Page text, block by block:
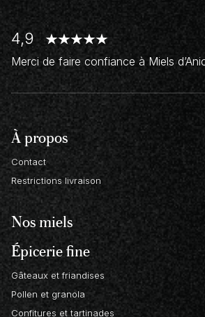
À propos
Contact
Restrictions livraison
Nos miels
Épicerie fine
Gâteaux et friandises
Pollen et granola
Confitures et tartinades
4,9
Merci de faire confiance à Miels